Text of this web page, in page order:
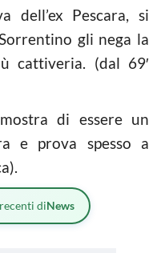
dell’ex Pescara, si
gli nega la
cattiveria. (dal 69′
di essere un
e prova spesso a
diNews